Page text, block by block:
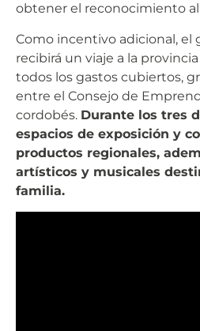
obtener el reconocimiento
Como incentivo adicional, el
recibirá un viaje a la
todos los gastos cubiertos,
entre el Consejo de
cordobés. Durante los tres
espacios de exposición y
productos regionales,
artísticos y musicales
familia.